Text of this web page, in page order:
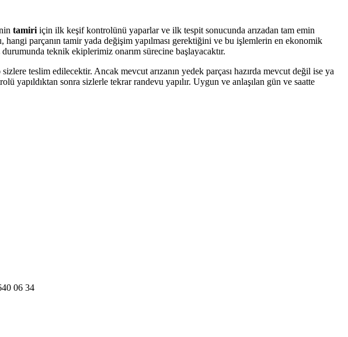
tamiri için ilk keşif kontrolünü yaparlar ve ilk tespit sonucunda arızadan tam emin
hangi parçanın tamir yada değişim yapılması gerektiğini ve bu işlemlerin en ekonomik
teknik ekiplerimiz onarım sürecine başlayacaktır.
teslim edilecektir. Ancak mevcut arızanın yedek parçası hazırda mevcut değil ise ya
yapıldıktan sonra sizlerle tekrar randevu yapılır. Uygun ve anlaşılan gün ve saatte
06 34